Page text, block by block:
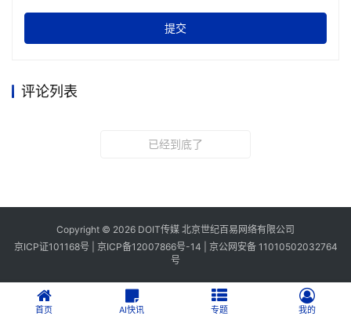
提交
评论列表
已经到底了
Copyright © 2026 DOIT传媒 北京世纪百易网络有限公司
京ICP证101168号 | 京ICP备12007866号-14
京公网安备 11010502032764
号
首页 AI快讯 专题 我的